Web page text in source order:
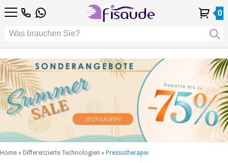
Konto
Bestellungen
4,8 4,8
Technologien
Fisaude-
Anlass
SUMMER
SALE
Physiotherapie
Podologie
ästhetik,
dermokosmetik
und
ästhetische
medizin
Wellness,
lebensqualität
und
körperpflege
DE
FR
0
Home » Differenzierte Technologien » Pressotherapie
Konto
Bestellungen
4,8
Technologien
Fisaude-
Anlass
SUMMER
SALE
Physiotherapie
ästhetik,
dermokosmetik
und ästhetische
medizin
Wellness,
lebensqualität
DE
FR